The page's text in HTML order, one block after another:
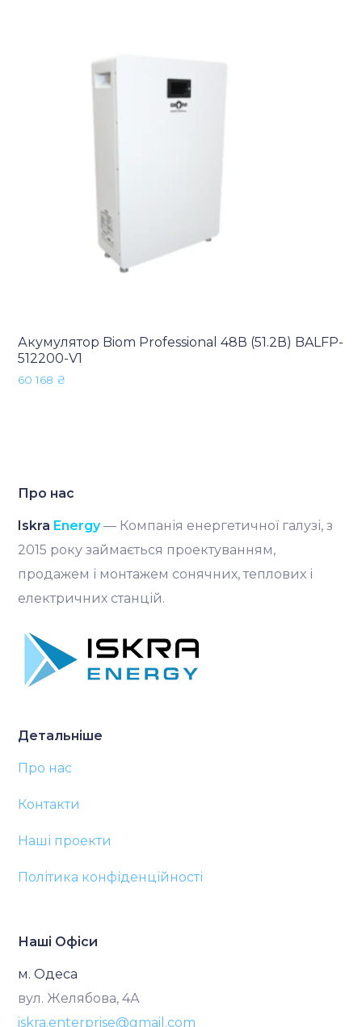
Акумулятор Biom Professional 48В (51.2В) BALFP-
512200-V1
60 168 ₴
Про нас
Iskra Energy— Компанія енергетичної галузі, з
2015 року займається проектуванням,
продажем і монтажем сонячних, теплових і
електричних станцій.
Детальніше
Про нас
Контакти
Наші проекти
Політика конфіденційності
Наші Офіси
м. Одеса
вул. Желябова, 4А
iskra.enterprise@gmail.com